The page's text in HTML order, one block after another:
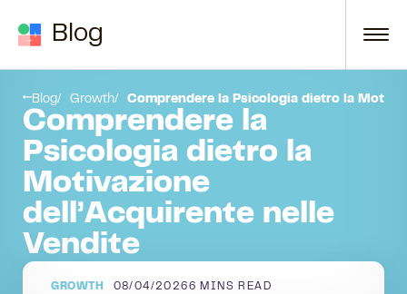
Blog
Blog Growth Comprendere la Psicologia dietro la
Comprendere la
Psicologia dietro la
Motivazione
dell’Acquirente nelle
Vendite
GROWTH 08/04/2026 6 MINS READ